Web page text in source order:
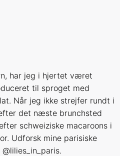
har jeg i hjertet været
til sproget med
Når jeg ikke strejfer rundt i
det næste brunchsted
schweiziske macaroons i
Udforsk mine parisiske